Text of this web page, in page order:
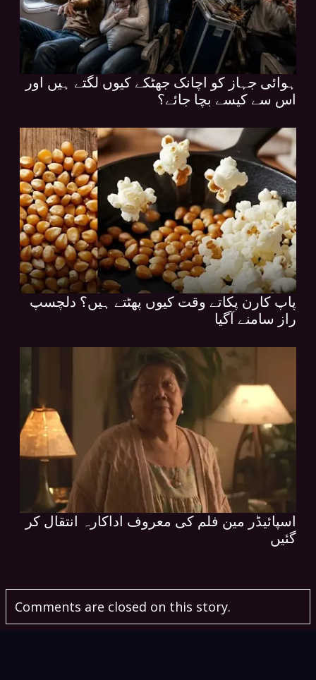
ہوائی جہاز کو اچانک جھٹکے کیوں لگتے ہیں اور
اس سے کیسے بچا جائے؟
پاپ کارن پکاتے وقت کیوں پھٹتے ہیں؟ دلچسپ
راز سامنے آگیا
اسپائیڈر مین فلم کی معروف اداکارہ انتقال کر
گئیں
Comments are closed on this story.